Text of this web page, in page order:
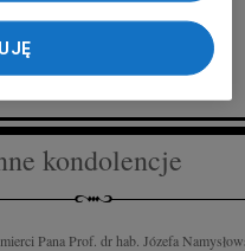
Dyrekcja i pracownicy
Fizyki Teoretycznej
kondolencje
Pana Prof. dr hab. Józefa